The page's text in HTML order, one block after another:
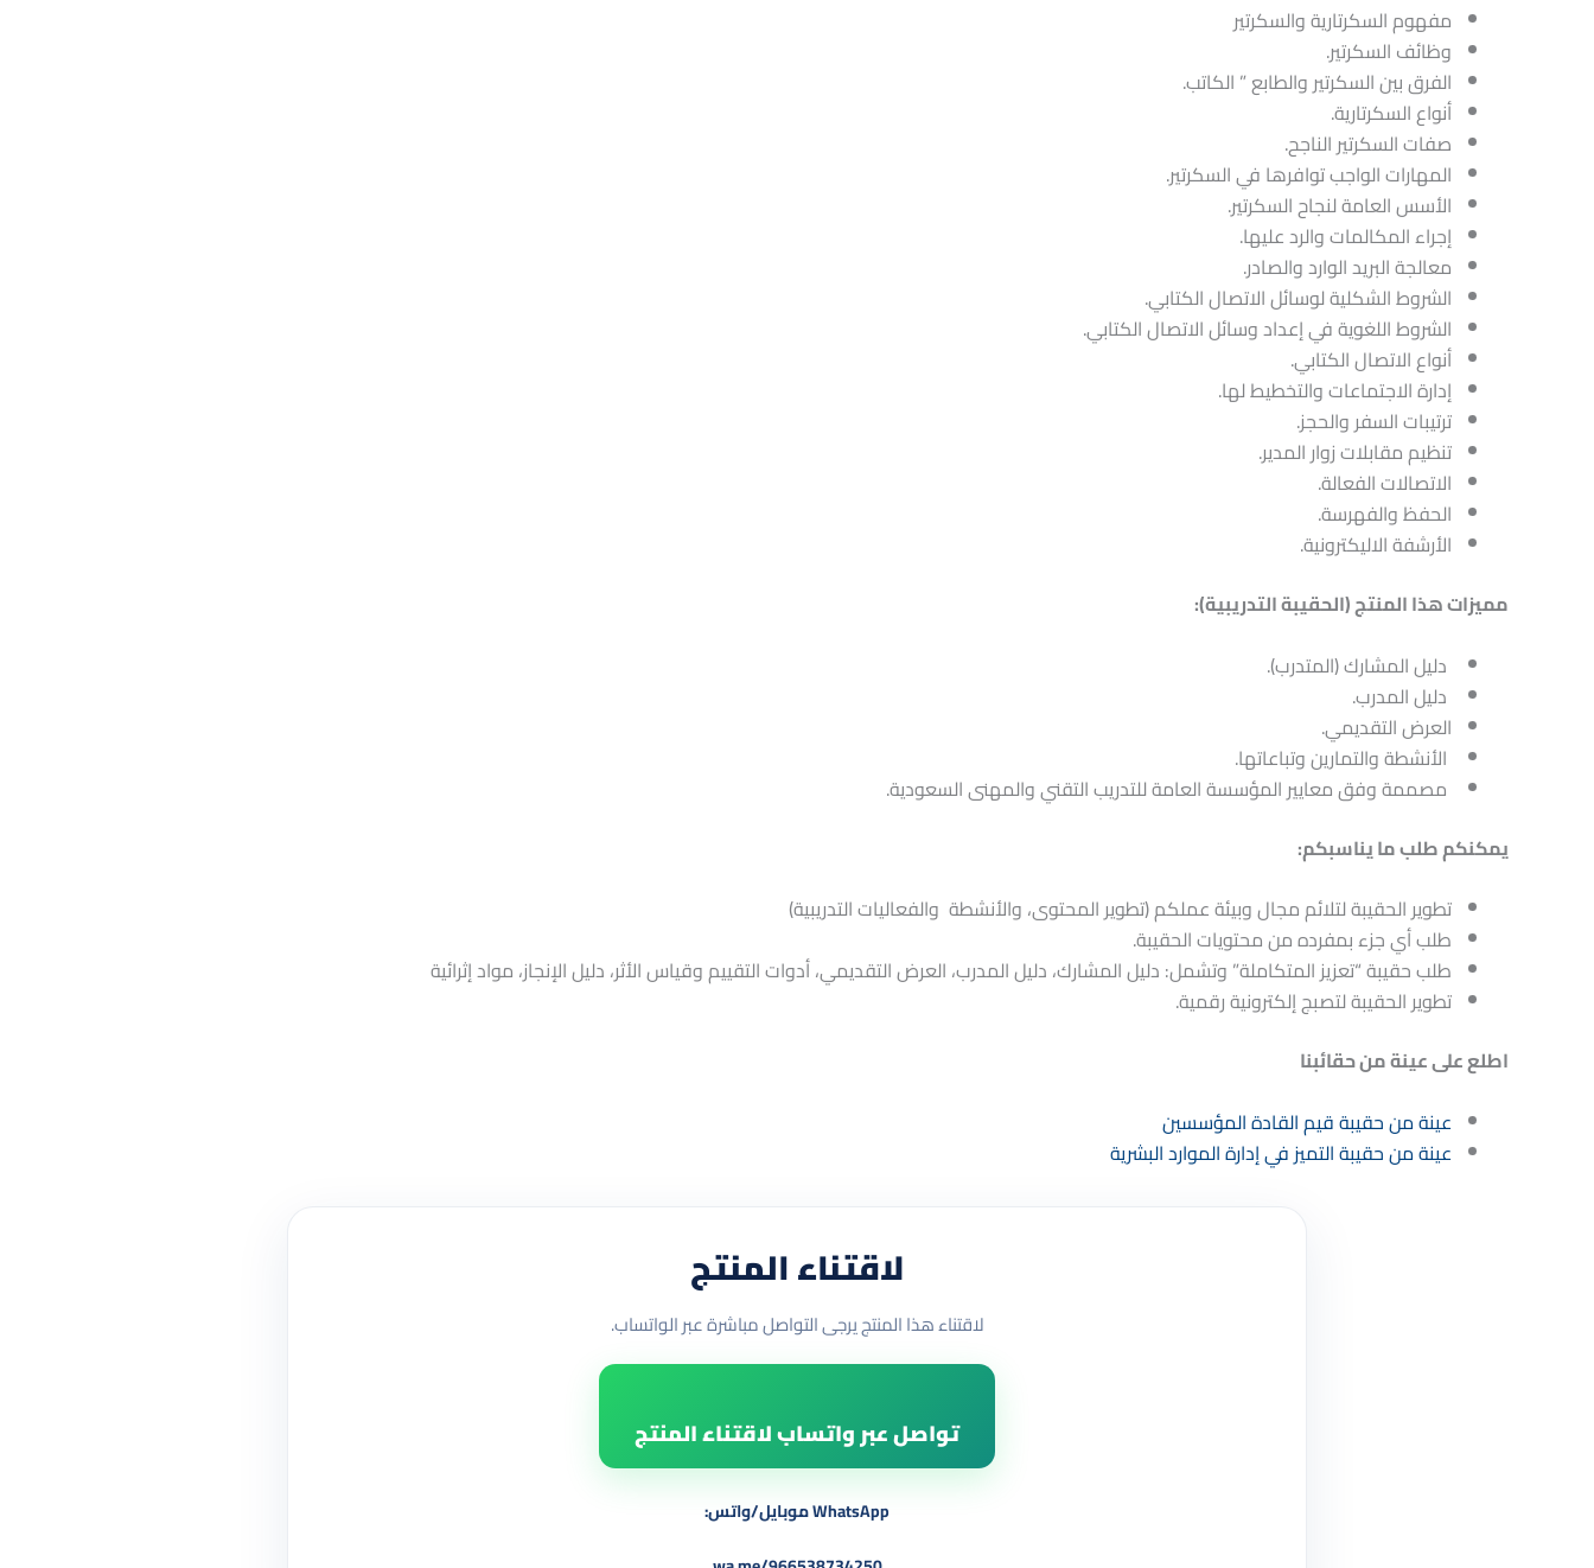
مفهوم السكرتارية والسكرتير
وظائف السكرتير.
الفرق بين السكرتير والطابع ” الكاتب.
أنواع السكرتارية.
صفات السكرتير الناجح.
المهارات الواجب توافرها في السكرتير.
الأسس العامة لنجاح السكرتير.
إجراء المكالمات والرد عليها.
معالجة البريد الوارد والصادر.
الشروط الشكلية لوسائل الاتصال الكتابي.
الشروط اللغوية في إعداد وسائل الاتصال الكتابي.
أنواع الاتصال الكتابي.
إدارة الاجتماعات والتخطيط لها.
ترتيبات السفر والحجز.
تنظيم مقابلات زوار المدير.
الاتصالات الفعالة.
الحفظ والفهرسة.
الأرشفة الاليكترونية.
مميزات هذا المنتج (الحقيبة التدريبية):
دليل المشارك (المتدرب).
دليل المدرب.
العرض التقديمي.
الأنشطة والتمارين وتباعاتها.
مصممة وفق معايير المؤسسة العامة للتدريب التقني والمهنى السعودية.
يمكنكم طلب ما يناسبكم:
تطوير الحقيبة لتلائم مجال وبيئة عملكم (تطوير المحتوى، والأنشطة والفعاليات التدريبية)
طلب أي جزء بمفرده من محتويات الحقيبة.
طلب حقيبة “تعزيز المتكاملة” وتشمل: دليل المشارك، دليل المدرب، العرض التقديمي، أدوات التقييم وقياس الأثر، دليل الإنجاز، مواد إثرائية
تطوير الحقيبة لتصبج إلكترونية رقمية.
اطلع على عينة من حقائبنا
عينة من حقيبة قيم القادة المؤسسين
عينة من حقيبة التميز في إدارة الموارد البشرية
لاقتناء المنتج
لاقتناء هذا المنتج يرجى التواصل مباشرة عبر الواتساب.
تواصل عبر واتساب لاقتناء المنتج
WhatsApp موبايل/واتس: